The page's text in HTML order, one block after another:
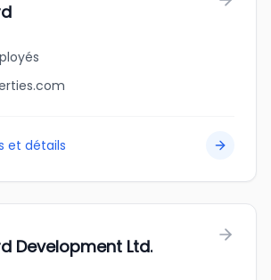
et détails
Development Ltd.